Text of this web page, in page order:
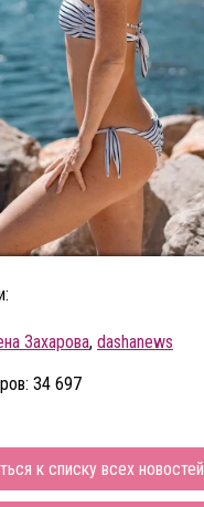
Захарова, dashanews
34 697
к списку всех новостей...